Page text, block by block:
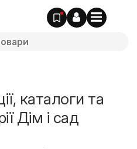
каталоги та
Дім і сад